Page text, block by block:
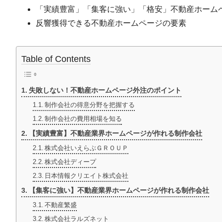
「実績豊富」「集客に強い」「格安」不動産ホーム
反響獲得できる不動産ホームページの要素
Table of Contents
失敗しない！不動産ホームページ外注のポイント
制作会社の得意分野を把握する
制作会社の費用相場を知る
【実績豊富】不動産業界ホームページが作れる制作会社
株式会社いえらぶＧＲＯＵＰ
株式会社ディープ
日本情報クリエイト株式会社
【集客に強い】不動産業界ホームページが作れる制作会社
不動産繁盛
株式会社ラルズネット